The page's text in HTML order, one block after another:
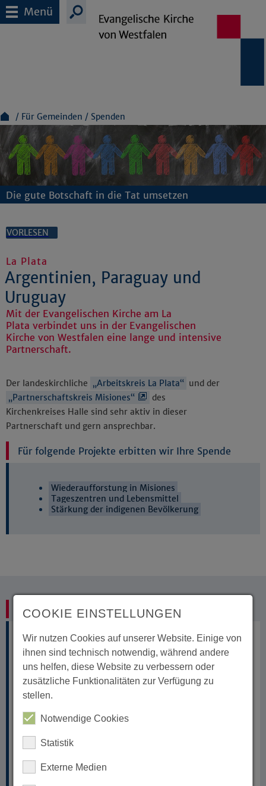
Menü
Für Gemeinden Spenden
Die gute Botschaft in die Tat umsetzen
VORLESEN
La Plata
Argentinien, Paraguay und
Uruguay
Mit der Evangelischen Kirche am La
Plata verbindet uns in der Evangelischen
Kirche von Westfalen eine lange und intensive
Partnerschaft.
Der landeskirchliche „Arbeitskreis La Plata“ und der
„Partnerschaftskreis Misiones“
des
Kirchenkreises Halle sind sehr aktiv in dieser
Partnerschaft und gern ansprechbar.
Für folgende Projekte erbitten wir Ihre Spende
Wiederaufforstung in Misiones
Tageszentren und Lebensmittel
Stärkung der indigenen Bevölkerung
Wiederaufforstung Misiones
Sofort-Spende
COOKIE EINSTELLUNGEN
Wir nutzen Cookies auf unserer Website. Einige von
ihnen sind technisch notwendig, während andere
uns helfen, diese Website zu verbessern oder
zusätzliche Funktionalitäten zur Verfügung zu
stellen.
Notwendige Cookies
Statistik
Externe Medien